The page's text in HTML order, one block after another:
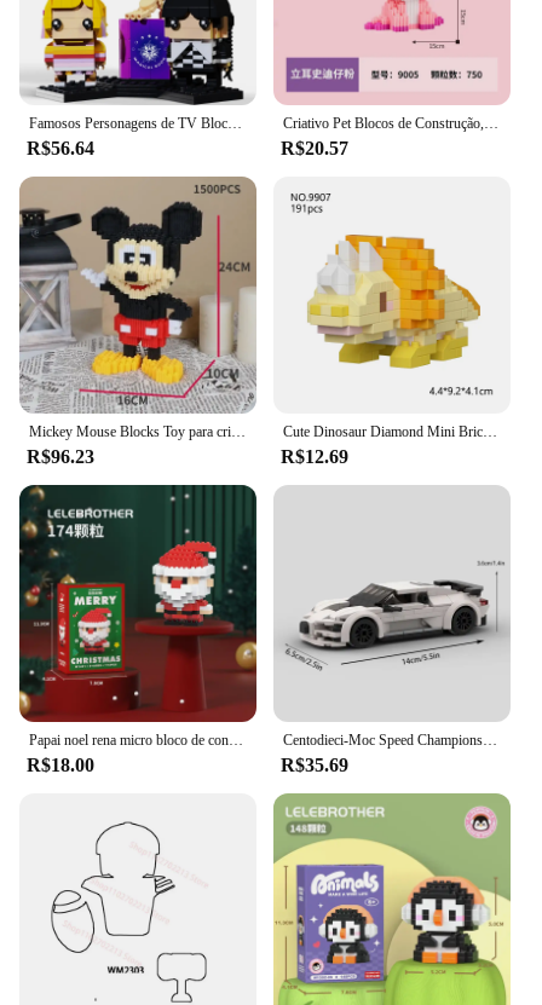
R$56.64 R$20.57
R$96.23
Cute Dinosaur Diamond Mini Bricks Models, Micro Blocks, DIY montado, Animais Brinquedos, Brinquedos infantis, Aniversários Presentes
R$12.69
R$18.00
Centodieci-Moc Speed Champions Blocos de Construção, Racer Cars, Cidade Veículo Desportivo, Garagem Criativa Brinquedos para Meninos, Idéias
R$35.69